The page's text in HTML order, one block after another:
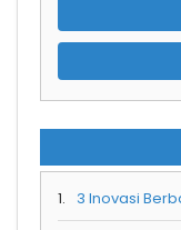
1.